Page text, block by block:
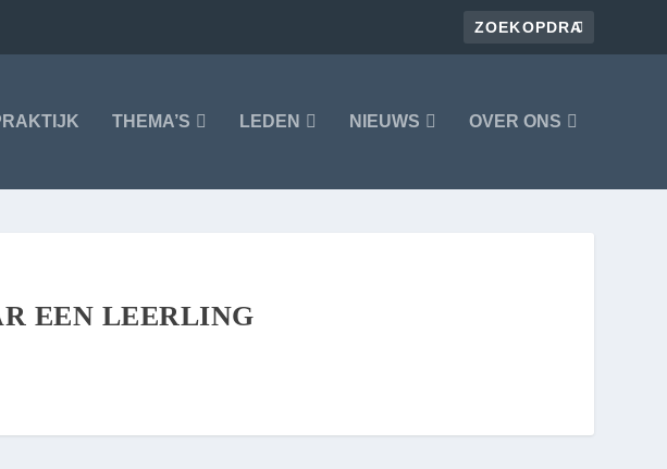
THEMA’S LEDEN NIEUWS OVER ONS
EEN LEERLING